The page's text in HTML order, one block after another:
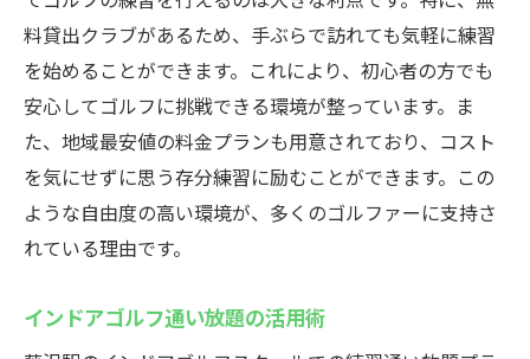
料貸出クラブがあるため、手ぶらで訪れても気軽に練習
を始めることができます。これにより、初心者の方でも
安心してゴルフに挑戦できる環境が整っています。ま
た、地域最安値の料金プランも用意されており、コスト
を気にせずに思う存分練習に励むことができます。この
ような自由度の高い環境が、多くのゴルファーに支持さ
れている理由です。
インドアゴルフ通い放題の活用術